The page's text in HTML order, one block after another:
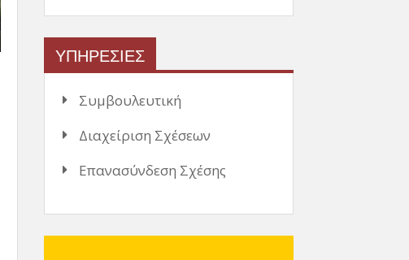
ΥΠΗΡΕΣΙΕΣ
Συμβουλευτική
Διαχείριση Σχέσεων
Επανασύνδεση Σχέσης